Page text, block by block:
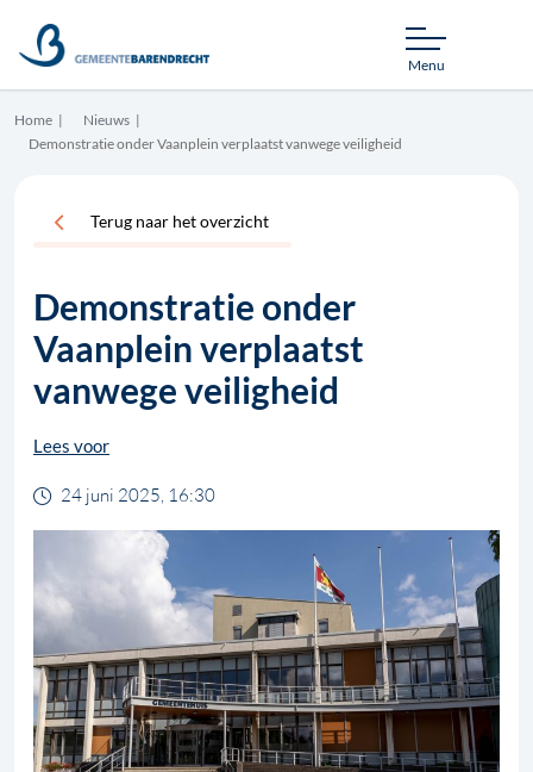
Menu
Home
Nieuws
Demonstratie onder Vaanplein verplaatst vanwege veiligheid
Terug naar het overzicht
Demonstratie onder
Vaanplein verplaatst
vanwege veiligheid
Lees voor
24 juni 2025, 16:30